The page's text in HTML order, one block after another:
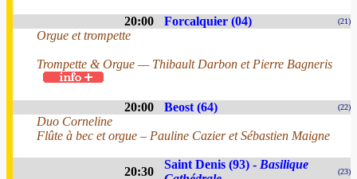
20:00 Forcalquier (04) (21)
Orgue et trompette
Trompette & Orgue — Thibault Darbon et Pierre Bagneris
20:00 Beost (64) (22)
Duo Corneline
Flûte à bec et orgue – Pauline Cazier et Sébastien Maigne
20:30
Saint Denis (93) - Basilique
(23)